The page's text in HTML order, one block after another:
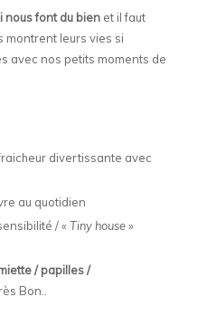
nous font du bien et il faut
montrent leurs vies si
avec nos petits moments de
divertissante avec
au quotidien
/ « Tiny house»
/ papilles /
Bon..